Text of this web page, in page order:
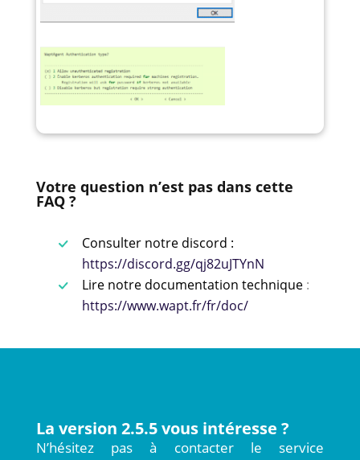
Votre question n’est pas dans cette
FAQ ?
Consulter notre discord :
https://discord.gg/qj82uJTYnN
Lire notre documentation technique :
https://www.wapt.fr/fr/doc/
La version 2.5.5 vous intéresse ?
N’hésitez pas à contacter le service